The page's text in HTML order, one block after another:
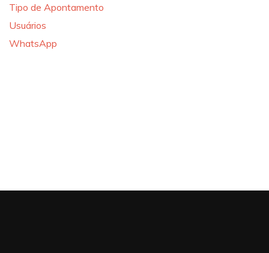
Tipo de Apontamento
Usuários
WhatsApp